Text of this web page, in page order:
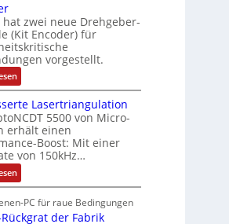
g
e
w
ä
h
t
t
e
r
ä
l
t
S
c
h
u
t
z
l
a
c
k
b
e
s
c
l
o
s
e
F
a
n
g
s
c
h
a
l
t
u
n
g
hat zwei neue Drehgeber-
(Kit Encoder) für
vorgestellt.
:
B
t
t
e
r
i
e
l
o
e
M
Lasertriangulation
5500 von Micro-
erhält einen
Boost: Mit einer
von 150kHz…
:
V
r
b
PC für raue Bedingungen
Rückgrat der Fabrik